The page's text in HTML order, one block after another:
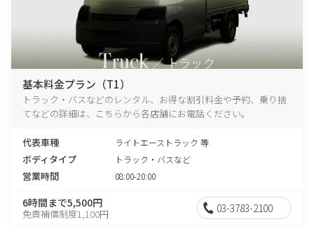
基本料金プラン（T1）
トラック・バスなどのレンタル、お得な割引料金や予約、乗り捨
てなどの詳細は、こちらから各店舗にお電話ください。
代表車種 ライトエーストラック 等
ボディタイプ トラック・バスなど
営業時間 08:00-20:00
6時間まで5,500円
免責補償制度1,100円 03-3783-2100